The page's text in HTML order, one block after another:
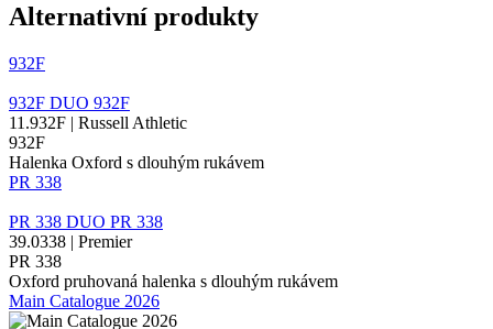
Alternativní produkty
932F
932F DUO 932F
11.932F | Russell Athletic
932F
Halenka Oxford s dlouhým rukávem
PR 338
PR 338 DUO PR 338
39.0338 | Premier
PR 338
Oxford pruhovaná halenka s dlouhým rukávem
Main Catalogue 2026